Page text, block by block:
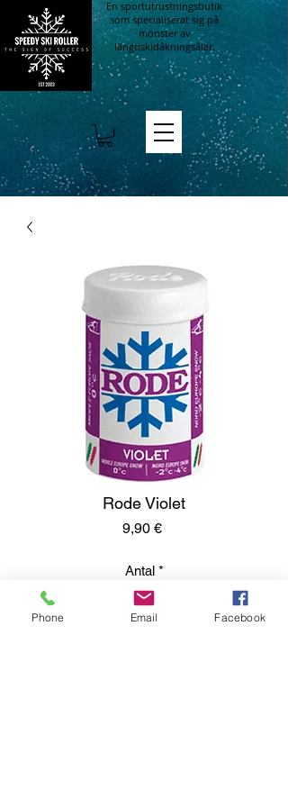
En sportutrustningsbutik
som specialiserat sig på
mönster av
längdskidåkningsålar.
Rode Violet
9,90 €Pris
Antal *
Phone Email Facebook